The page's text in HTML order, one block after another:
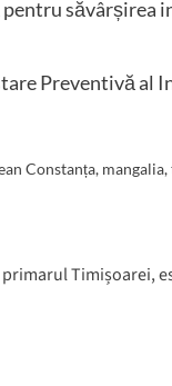
săvârșirea
Preventivă al
Constanța, mangalia,
Timișoarei,